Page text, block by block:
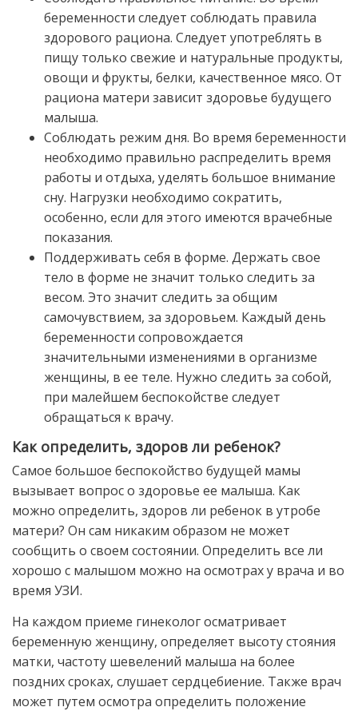
беременности следует соблюдать правила
здорового рациона. Следует употреблять в
пищу только свежие и натуральные продукты,
овощи и фрукты, белки, качественное мясо. От
рациона матери зависит здоровье будущего
малыша.
Соблюдать режим дня. Во время беременности
необходимо правильно распределить время
работы и отдыха, уделять большое внимание
сну. Нагрузки необходимо сократить,
особенно, если для этого имеются врачебные
показания.
Поддерживать себя в форме. Держать свое
тело в форме не значит только следить за
весом. Это значит следить за общим
самочувствием, за здоровьем. Каждый день
беременности сопровождается
значительными изменениями в организме
женщины, в ее теле. Нужно следить за собой,
при малейшем беспокойстве следует
обращаться к врачу.
Как определить, здоров ли ребенок?
Самое большое беспокойство будущей мамы
вызывает вопрос о здоровье ее малыша. Как
можно определить, здоров ли ребенок в утробе
матери? Он сам никаким образом не может
сообщить о своем состоянии. Определить все ли
хорошо с малышом можно на осмотрах у врача и во
время УЗИ.
На каждом приеме гинеколог осматривает
беременную женщину, определяет высоту стояния
матки, частоту шевелений малыша на более
поздних сроках, слушает сердцебиение. Также врач
может путем осмотра определить положение